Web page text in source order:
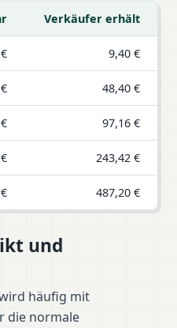
Verkäufer erhält
9,40 €
48,40 €
97,16 €
243,42 €
487,20 €
und
häufig mit
die normale